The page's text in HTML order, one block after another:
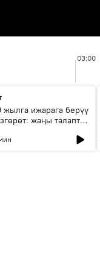
03:00
ижарага берүү
жаңы талаптар